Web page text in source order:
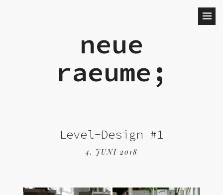
neue
raeume;
Level-Design #1
4. JUNI 2018